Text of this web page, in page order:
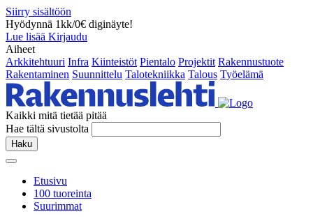
Siirry sisältöön
Hyödynnä 1kk/0€ diginäyte!
Lue lisää Kirjaudu
Aiheet
Arkkitehtuuri Infra Kiinteistöt Pientalo Projektit Rakennustuote
Rakentaminen Suunnittelu Talotekniikka Talous Työelämä
Kaikki mitä tietää pitää
Hae tältä sivustolta
Haku
Etusivu
100 tuoreinta
Suurimmat